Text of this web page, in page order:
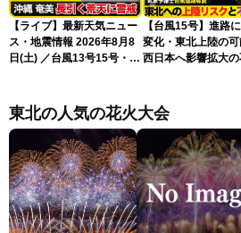
【ライブ】最新天気ニュー
ス・地震情報 2026年8月8
日(土) ／台風13号15号・ゲ
ニュースLiVEイブニング・
小川千奈／芳野達郎〉
【台風15号】進路
変化・東北上陸の可
西日本へ影響拡大の
東北の人気の花火大会